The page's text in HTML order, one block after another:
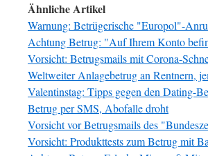
Ähnliche Artikel
Warnung: Betrügerische "Europol"-
Achtung Betrug: "Auf Ihrem Konto
Vorsicht: Betrugsmails mit Corona-
Weltweiter Anlagebetrug an Rentnern,
Valentinstag: Tipps gegen den Dating-
Betrug per SMS, Abofalle droht
Vorsicht vor Betrugsmails des
Vorsicht: Produkttests zum Betrug mit